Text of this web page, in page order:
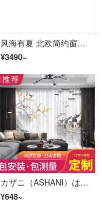
风海有夏 北欧简约窗帘遮光轻奢现代高档大气客厅卧室遮阳隔热拼接夏 暖米色 宽4.0*高2.7米一片（挂钩款）挂钩
¥3490~
カザニ（ASHANI）は現代の新しい中国風のカーテンをカスタマイズして、中国画水墨山水画江南芸術復古典書房の遮光カーテンの仕切りカーテンS 0433紗-フック幅1メートルの価格/何メートルの撮影をしますか？
¥648~